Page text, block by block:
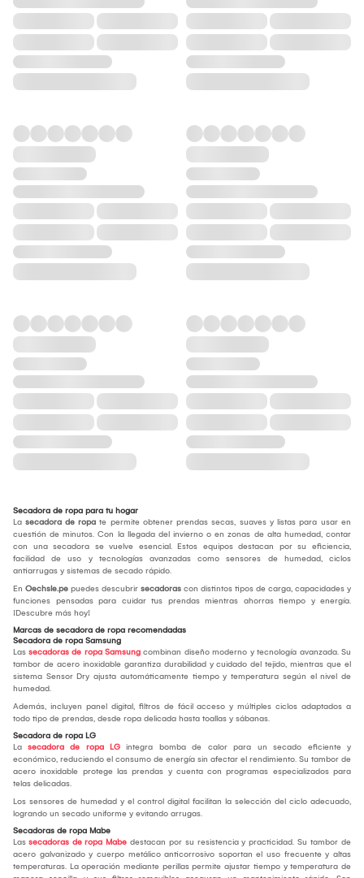
Secadora de ropa para tu hogar
La secadora de ropa te permite obtener prendas secas, suaves y listas para usar en
cuestión de minutos. Con la llegada del invierno o en zonas de alta humedad, contar
con una secadora se vuelve esencial. Estos equipos destacan por su eficiencia,
facilidad de uso y tecnologías avanzadas como sensores de humedad, ciclos
antiarrugas y sistemas de secado rápido.
En Oechsle.pe puedes descubrir secadoras con distintos tipos de carga, capacidades y
funciones pensadas para cuidar tus prendas mientras ahorras tiempo y energía.
¡Descubre más hoy!
Marcas de secadora de ropa recomendadas
Secadora de ropa Samsung
Las secadoras de ropa Samsung combinan diseño moderno y tecnología avanzada. Su
tambor de acero inoxidable garantiza durabilidad y cuidado del tejido, mientras que el
sistema Sensor Dry ajusta automáticamente tiempo y temperatura según el nivel de
humedad.
Además, incluyen panel digital, filtros de fácil acceso y múltiples ciclos adaptados a
todo tipo de prendas, desde ropa delicada hasta toallas y sábanas.
Secadora de ropa LG
La secadora de ropa LG integra bomba de calor para un secado eficiente y
económico, reduciendo el consumo de energía sin afectar el rendimiento. Su tambor de
acero inoxidable protege las prendas y cuenta con programas especializados para
telas delicadas.
Los sensores de humedad y el control digital facilitan la selección del ciclo adecuado,
logrando un secado uniforme y evitando arrugas.
Secadoras de ropa Mabe
Las secadoras de ropa Mabe destacan por su resistencia y practicidad. Su tambor de
acero galvanizado y cuerpo metálico anticorrosivo soportan el uso frecuente y altas
temperaturas. La operación mediante perillas permite ajustar tiempo y temperatura de